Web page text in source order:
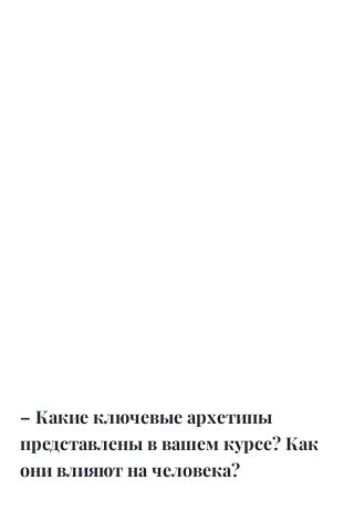
– Какие ключевые архетипы
представлены в вашем курсе? Как
они влияют на человека?